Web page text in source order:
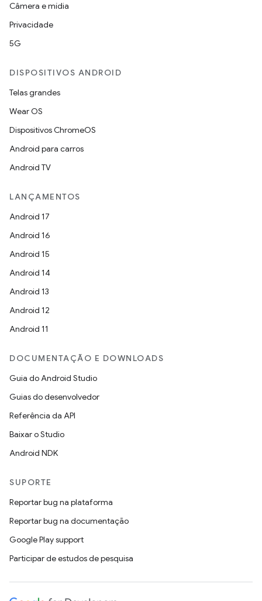
Câmera e mídia
Privacidade
5G
DISPOSITIVOS ANDROID
Telas grandes
Wear OS
Dispositivos ChromeOS
Android para carros
Android TV
LANÇAMENTOS
Android 17
Android 16
Android 15
Android 14
Android 13
Android 12
Android 11
DOCUMENTAÇÃO E DOWNLOADS
Guia do Android Studio
Guias do desenvolvedor
Referência da API
Baixar o Studio
Android NDK
SUPORTE
Reportar bug na plataforma
Reportar bug na documentação
Google Play support
Participar de estudos de pesquisa